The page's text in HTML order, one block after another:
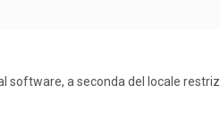
software, a seconda del locale